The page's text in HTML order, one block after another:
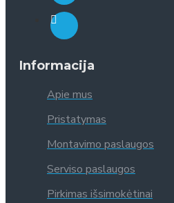
Informacija
Apie mus
Pristatymas
Montavimo paslaugos
Serviso paslaugos
Pirkimas išsimokėtinai